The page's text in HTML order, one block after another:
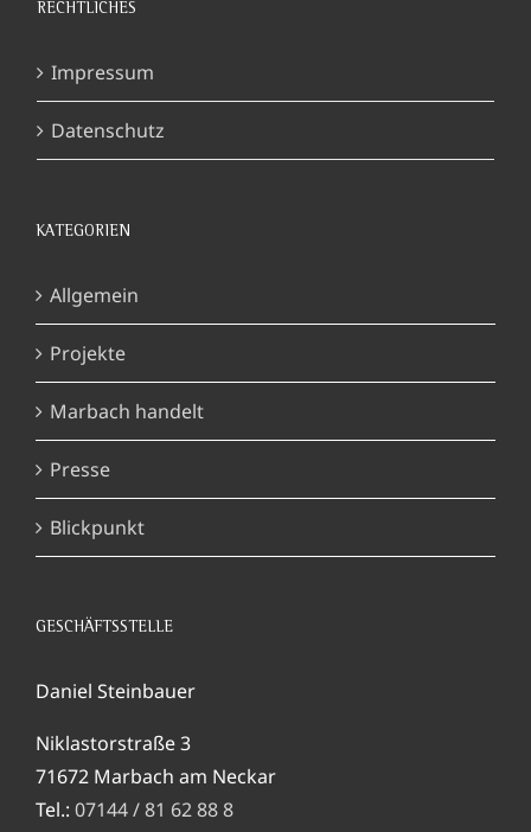
RECHTLICHES
Impressum
Datenschutz
KATEGORIEN
Allgemein
Projekte
Marbach handelt
Presse
Blickpunkt
GESCHÄFTSSTELLE
Daniel Steinbauer
Niklastorstraße 3
71672 Marbach am Neckar
Tel.: 07144 / 81 62 88 8